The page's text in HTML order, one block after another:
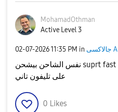
MohamadOthman
Active Level 3
‎02-07-202611:35 PM in جالاكسى A
نفس الشاحن بيشحن suprt fast
على تليفون تاني
0 Likes